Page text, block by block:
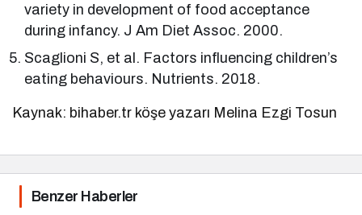
variety in development of food acceptance
during infancy. J Am Diet Assoc. 2000.
Scaglioni S, et al. Factors influencing children’s
eating behaviours. Nutrients. 2018.
Kaynak: bihaber.tr köşe yazarı Melina Ezgi Tosun
Benzer Haberler